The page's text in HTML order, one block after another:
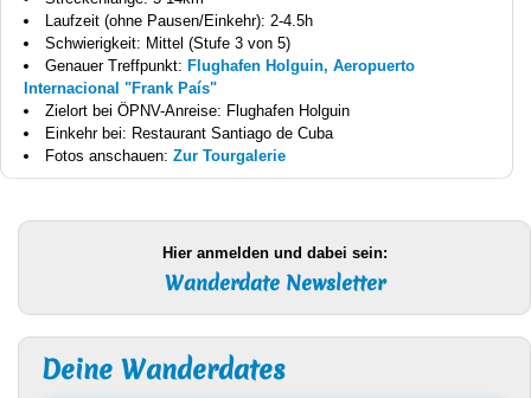
Laufzeit (ohne Pausen/Einkehr): 2-4.5h
Schwierigkeit: Mittel (Stufe 3 von 5)
Genauer Treffpunkt: Flughafen Holguin, Aeropuerto
Internacional "Frank País"
Zielort bei ÖPNV-Anreise: Flughafen Holguin
Einkehr bei: Restaurant Santiago de Cuba
Fotos anschauen: Zur Tourgalerie
Hier anmelden und dabei sein:
Wanderdate Newsletter
Deine Wanderdates